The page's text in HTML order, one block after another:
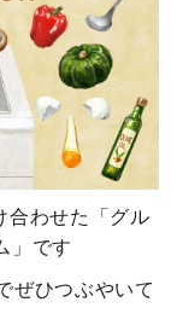
合わせた「グル
」です
ぜひつぶやいて